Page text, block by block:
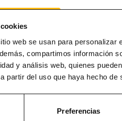
web se usan para
compartimos información
y análisis web, quienes
partir del uso que haya hecho de
Preferencias